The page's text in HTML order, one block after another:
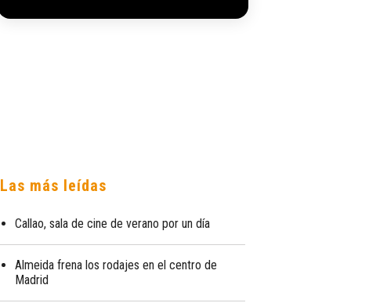
Las más leídas
Callao, sala de cine de verano por un día
Almeida frena los rodajes en el centro de
Madrid